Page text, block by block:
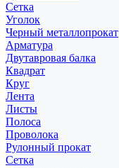
Сетка
Уголок
Черный металлопрокат
Арматура
Двутавровая балка
Квадрат
Круг
Лента
Листы
Полоса
Проволока
Рулонный прокат
Сетка